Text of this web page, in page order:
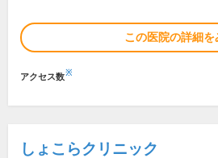
この医院の詳細を
アクセス数※
しょこらクリニック